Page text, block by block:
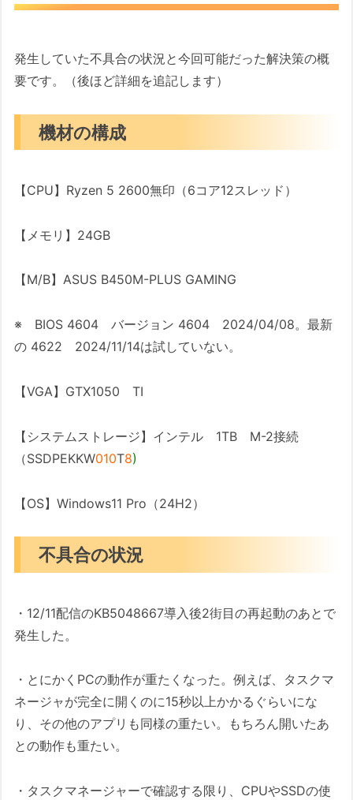
発生していた不具合の状況と今回可能だった解決策の概
要です。（後ほど詳細を追記します）
機材の構成
【CPU】Ryzen 5 2600無印（6コア12スレッド）
【メモリ】24GB
【M/B】ASUS B450M-PLUS GAMING
※ BIOS 4604 バージョン 4604 2024/04/08。最新
の 4622 2024/11/14は試していない。
【VGA】GTX1050 TI
【システムストレージ】インテル 1TB M-2接続
（SSDPEKKW010T8)
【OS】Windows11 Pro（24H2）
不具合の状況
・12/11配信のKB5048667導入後2街目の再起動のあとで
発生した。
・とにかくPCの動作が重たくなった。例えば、タスクマ
ネージャが完全に開くのに15秒以上かかるぐらいにな
り、その他のアプリも同様の重たい。もちろん開いたあ
との動作も重たい。
・タスクマネージャーで確認する限り、CPUやSSDの使